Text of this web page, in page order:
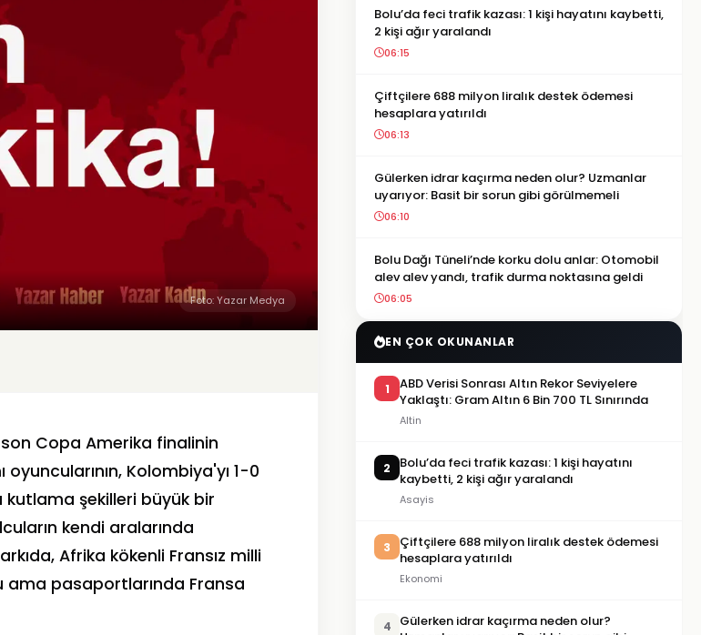
Foto: Yazar Medya
Copa Amerika finalinin
Kolombiya'yı 1-0
kutlama şekilleri büyük bir
kendi aralarında
Afrika kökenli Fransız milli
ama pasaportlarında Fransa
Bolu’da feci trafik kazası: 1 kişi hayatını kaybetti,
2 kişi ağır yaralandı
06:15
Çiftçilere 688 milyon liralık destek ödemesi
hesaplara yatırıldı
06:13
Gülerken idrar kaçırma neden olur? Uzmanlar
uyarıyor: Basit bir sorun gibi görülmemeli
06:10
Bolu Dağı Tüneli’nde korku dolu anlar: Otomobil
alev alev yandı, trafik durma noktasına geldi
06:05
EN ÇOK OKUNANLAR
1
ABD Verisi Sonrası Altın Rekor Seviyelere
Yaklaştı: Gram Altın 6 Bin 700 TL Sınırında
Altin
2
Bolu’da feci trafik kazası: 1 kişi hayatını
kaybetti, 2 kişi ağır yaralandı
Asayis
3
Çiftçilere 688 milyon liralık destek ödemesi
hesaplara yatırıldı
Ekonomi
4
Gülerken idrar kaçırma neden olur?